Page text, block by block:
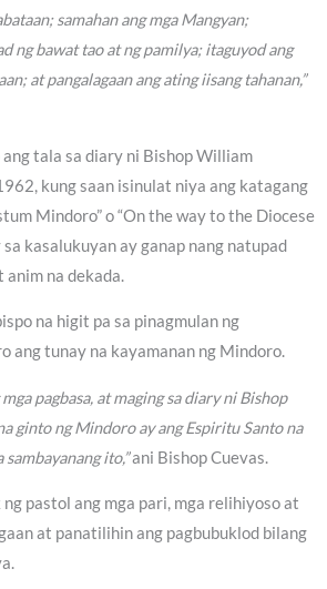
samahan ang mga Mangyan;
ng bawat tao at ng pamilya; itaguyod ang
at pangalagaan ang ating iisang tahanan,”
tala sa diary ni Bishop William
kung saan isinulat niya ang katagang
Mindoro” o “On the way to the Diocese
sa kasalukuyan ay ganap nang natupad
anim na dekada.
na higit pa sa pinagmulan ng
ang tunay na kayamanan ng Mindoro.
pagbasa, at maging sa diary ni Bishop
ginto ng Mindoro ay ang Espiritu Santo na
ito,”ani Bishop Cuevas.
pastol ang mga pari, mga relihiyoso at
at panatilihin ang pagbubuklod bilang